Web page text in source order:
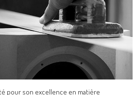
pour son excellence en matière